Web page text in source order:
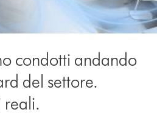
condotti andando
del settore.
reali.